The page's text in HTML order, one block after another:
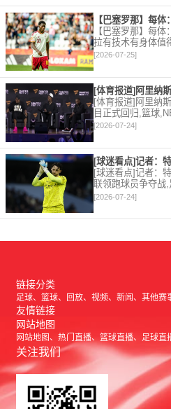
【巴塞罗那】每体
拉有技术有身体值
收藏本站，24小时
讯。
[2026-07-25]
[体育报道]阿里纳
目正式回归,篮球
更新最新的足球，
[2026-07-24]
[球迷看点]记者：
联领跑球员争夺战
迎收藏本站，24小
资讯。
[2026-07-24]
链接分类
足球 篮球 回放 视频 新闻 其他赛
友情链接
网站地图
网站地图 热门直播 篮球直播 足球直
关注我们